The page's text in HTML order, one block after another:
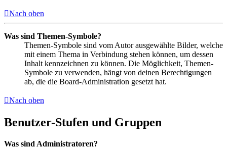
Nach oben
Was sind Themen-Symbole?
Themen-Symbole sind vom Autor ausgewählte Bilder, welche
mit einem Thema in Verbindung stehen können, um dessen
Inhalt kennzeichnen zu können. Die Möglichkeit, Themen-
Symbole zu verwenden, hängt von deinen Berechtigungen
ab, die die Board-Administration gesetzt hat.
Nach oben
Benutzer-Stufen und Gruppen
Was sind Administratoren?